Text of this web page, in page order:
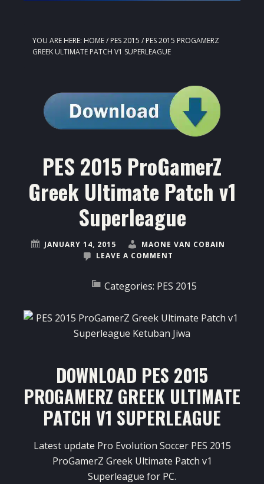
YOU ARE HERE: HOME/ PES 2015 / PES 2015 PROGAMERZ
GREEK ULTIMATE PATCH V1 SUPERLEAGUE
PES 2015 ProGamerZ
Greek Ultimate Patch v1
Superleague
JANUARY 14, 2015
MAONE VAN COBAIN
LEAVE A COMMENT
Categories: PES 2015
DOWNLOAD PES 2015
PROGAMERZ GREEK ULTIMATE
PATCH V1 SUPERLEAGUE
Latest update Pro Evolution Soccer PES 2015
ProGamerZ Greek Ultimate Patch v1
Superleague for PC.